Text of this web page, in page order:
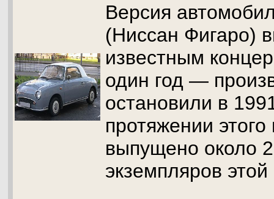
Версия
(Ниссан Фигаро)
известным
один год —
остановили в
протяжении
выпущено около
экземпляров